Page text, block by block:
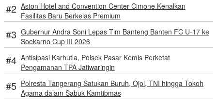
Aston Hotel and Convention Center Cimone Kenalkan
Fasilitas Baru Berkelas Premium
Gubernur Andra Soni Lepas Tim Banteng Banten FC U-17 ke
Soekarno Cup III 2026
Antisipasi Karhutla, Polsek Pasar Kemis Perketat
Pengamanan TPA Jatiwaringin
Polresta Tangerang Satukan Buruh, Ojol, TNI hingga Tokoh
Agama dalam Sabuk Kamtibmas